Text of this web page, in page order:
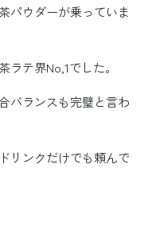
パウダーが乗っていま
テ界No,1でした。
バランスも完璧と言わ
リンクだけでも頼んで